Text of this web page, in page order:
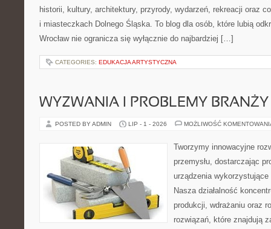
historii, kultury, architektury, przyrody, wydarzeń, rekreacji oraz
i miasteczkach Dolnego Śląska. To blog dla osób, które lubią
Wrocław nie ogranicza się wyłącznie do najbardziej […]
CATEGORIES: EDUKACJA ARTYSTYCZNA
WYZWANIA I PROBLEMY BRANŻY
POSTED BY ADMIN LIP - 1 - 2026 MOŻLIWOŚĆ
Tworzymy innowacyjne
przemysłu, dostarczając
urządzenia
Nasza działalność
produkcji, wdrażaniu oraz
rozwiązań, które znajdują